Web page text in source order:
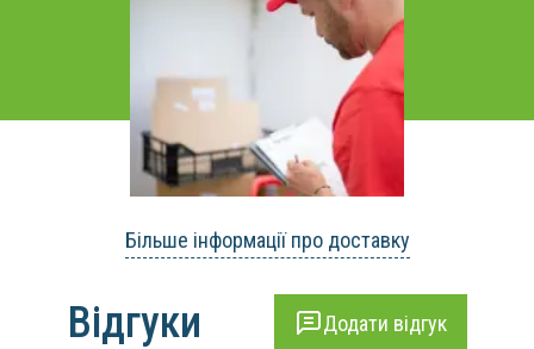
Більше інформації про доставку
Відгуки Додати відгук